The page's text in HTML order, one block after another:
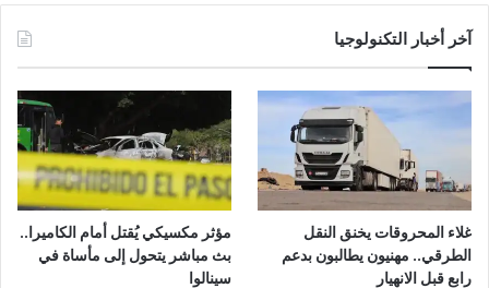
آخر أخبار التكنولوجيا
غلاء المحروقات يخنق النقل
الطرقي.. مهنيون يطالبون بدعم
رابع قبل الانهيار
مؤثر مكسيكي يُقتل أمام الكاميرا..
بث مباشر يتحول إلى مأساة في
سينالوا